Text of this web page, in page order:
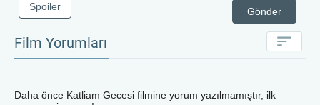
Gönder
Spoiler
Film Yorumları
Daha önce Katliam Gecesi filmine yorum yazılmamıştır, ilk